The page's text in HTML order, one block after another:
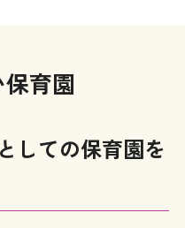
育園
しての保育園を